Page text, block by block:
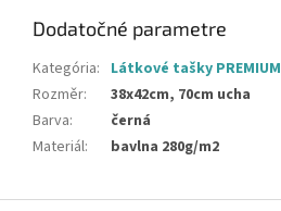
Dodatočné parametre
Kategória: Látkové tašky PREMIUM
Rozměr:
38x42cm, 70cm ucha
Barva:
černá
Materiál: bavlna 280g/m2